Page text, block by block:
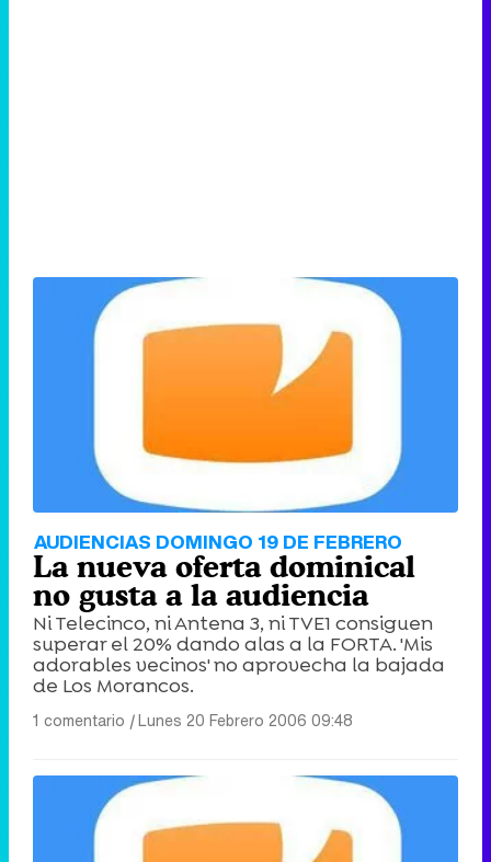
AUDIENCIAS DOMINGO 19 DE FEBRERO
La nueva oferta dominical
no gusta a la audiencia
Ni Telecinco, ni Antena 3, ni TVE1 consiguen
superar el 20% dando alas a la FORTA. 'Mis
adorables vecinos' no aprovecha la bajada
de Los Morancos.
1 comentario |Lunes 20 Febrero 2006 09:48